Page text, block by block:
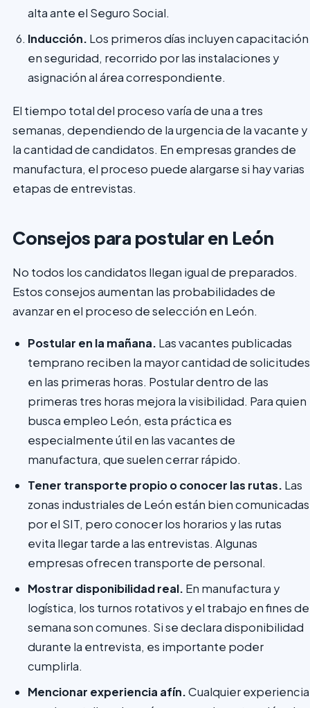
alta ante el Seguro Social.
Inducción. Los primeros días incluyen capacitación
en seguridad, recorrido por las instalaciones y
asignación al área correspondiente.
El tiempo total del proceso varía de una a tres
semanas, dependiendo de la urgencia de la vacante y
la cantidad de candidatos. En empresas grandes de
manufactura, el proceso puede alargarse si hay varias
etapas de entrevistas.
Consejos para postular en León
No todos los candidatos llegan igual de preparados.
Estos consejos aumentan las probabilidades de
avanzar en el proceso de selección en León.
Postular en la mañana. Las vacantes publicadas
temprano reciben la mayor cantidad de solicitudes
en las primeras horas. Postular dentro de las
primeras tres horas mejora la visibilidad. Para quien
busca empleo León, esta práctica es
especialmente útil en las vacantes de
manufactura, que suelen cerrar rápido.
Tener transporte propio o conocer las rutas. Las
zonas industriales de León están bien comunicadas
por el SIT, pero conocer los horarios y las rutas
evita llegar tarde a las entrevistas. Algunas
empresas ofrecen transporte de personal.
Mostrar disponibilidad real. En manufactura y
logística, los turnos rotativos y el trabajo en fines de
semana son comunes. Si se declara disponibilidad
durante la entrevista, es importante poder
cumplirla.
Mencionar experiencia afín.Cualquier experiencia